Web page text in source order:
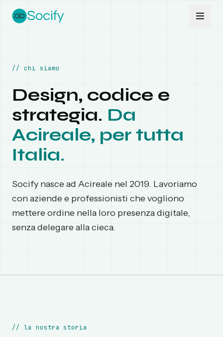
Vai al contenuto
// chi siamo
Design, codice e
strategia. Da
Acireale, per tutta
Italia.
Socify nasce ad Acireale nel 2019. Lavoriamo
con aziende e professionisti che vogliono
mettere ordine nella loro presenza digitale,
senza delegare alla cieca.
// la nostra storia